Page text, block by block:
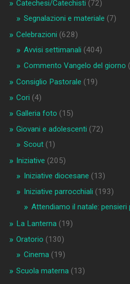
Catechesi/Catechisti (72)
Segnalazioni e materiale (7)
Celebrazioni (628)
Avvisi settimanali (404)
Commento Vangelo del giorno
Consiglio Pastorale (19)
Cori (4)
Galleria foto (15)
Giovani e adolescenti (72)
Scout(1)
Iniziative (205)
Iniziative diocesane (13)
Iniziative parrocchiali (193)
Attendiamo il natale: pensieri
La Lanterna(19)
Oratorio (130)
Cinema(19)
Scuola materna(13)